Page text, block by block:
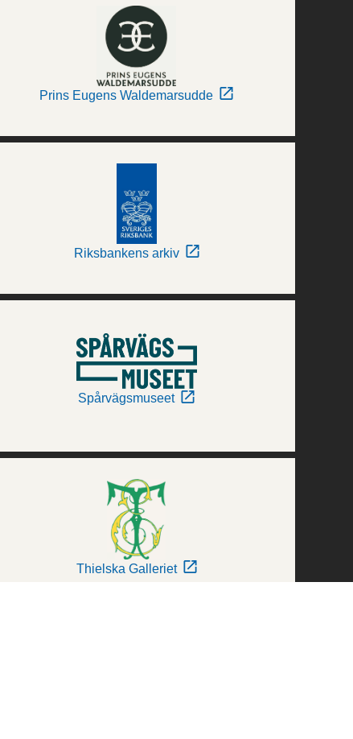
Prins Eugens Waldemarsudde
Riksbankens arkiv
Spårvägsmuseet
Thielska Galleriet